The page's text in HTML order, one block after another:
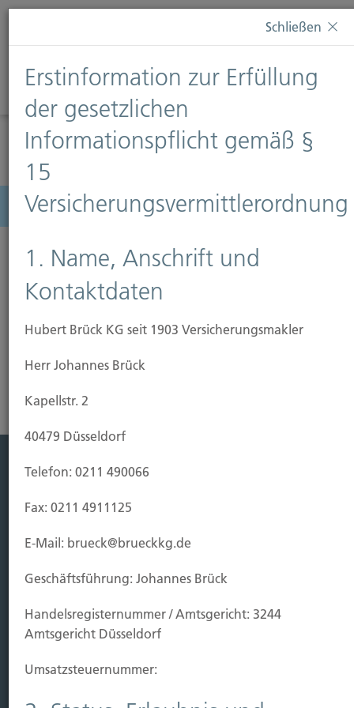
Diese Webseite verwendet Cookies. Wenn Sie weiterhin
Informationen finden Sie auf unserer SeiteDatenschutz
Diese Nachricht nicht erneut anzeigen
Menü
Leben
Vorsorgen
Kauf Grundstück
Baubeginn
Schaden
Schließen
Erstinformation zur Erfüllung
der gesetzlichen
Informationspflicht gemäß §
15
Versicherungsvermittlerordnung
1. Name, Anschrift und
Kontaktdaten
Hubert Brück KG seit 1903 Versicherungsmakler
Herr Johannes Brück
Kapellstr. 2
40479 Düsseldorf
Telefon: 0211 490066
Fax: 0211 4911125
E-Mail: brueck@brueckkg.de
Geschäftsführung: Johannes Brück
Handels­registernummer / Amtsgericht: 3244
Amtsgericht Düsseldorf
Umsatzsteuer­nummer: